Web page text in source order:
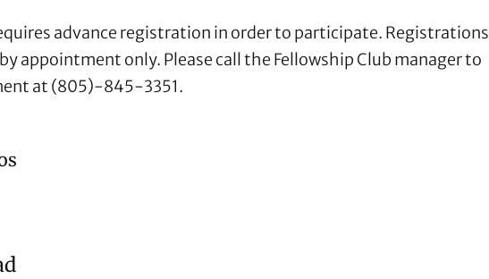
advance registration in order to participate. Registrations
appointment only. Please call the Fellowship Club manager to
at (805)-845-3351.